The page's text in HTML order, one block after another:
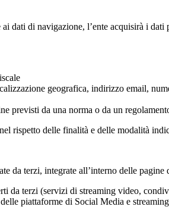
dati di navigazione, l’ente acquisirà i
geografica, indirizzo email,
previsti da una norma o da un
rispetto delle finalità e delle modalità
da terzi, integrate all’interno delle pagine
da terzi (servizi di streaming video,
piattaforme di Social Media e